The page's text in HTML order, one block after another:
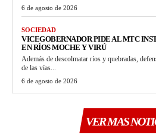
6 de agosto de 2026
SOCIEDAD
VICEGOBERNADOR PIDE AL MTC
EN RÍOS MOCHE Y VIRÚ
Además de descolmatar ríos y quebradas,
de las vías...
6 de agosto de 2026
VER MAS